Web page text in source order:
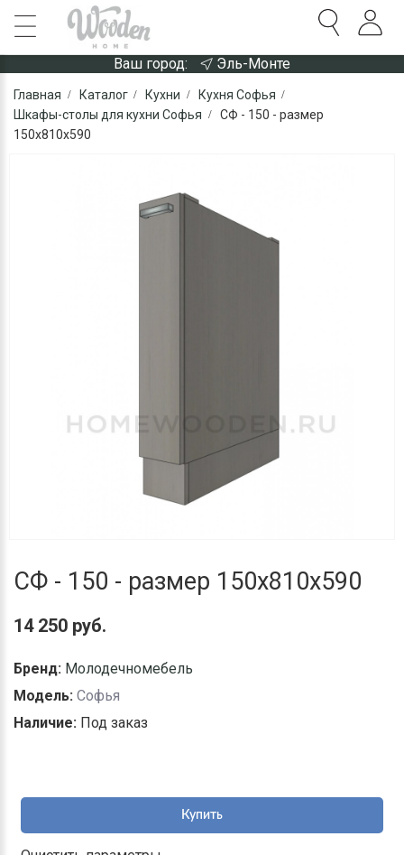
Ваш город: Эль-Монте
Главная Каталог Кухни
Кухня Софья
Шкафы-столы для кухни Софья
СФ - 150 - размер
150х810х590
СФ - 150 - размер 150х810х590
14 250 руб.
Бренд: Молодечномебель
Модель: Софья
Наличие: Под заказ
Купить